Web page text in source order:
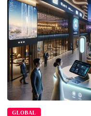
GLOBAL